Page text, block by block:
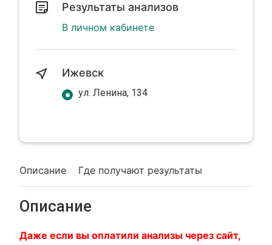
Описание Где получают результаты
Описание
Даже если вы оплатили анализы через сайт,
Результаты анализов
В личном кабинете
Ижевск
ул. Ленина, 134